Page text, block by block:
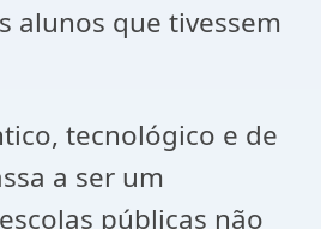
alunos que tivessem
tecnológico e de
a ser um
públicas não